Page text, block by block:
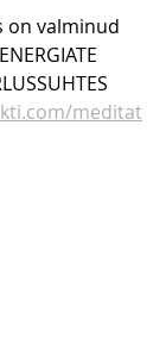
on valminud
meditat